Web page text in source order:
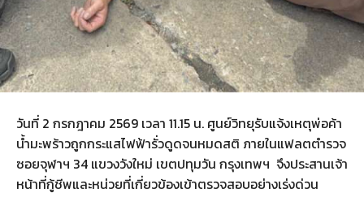
วันที่ 2 กรกฎาคม 2569 เวลา 11.15 น. ศูนย์วิทยุรับแจ้งเหตุพ่อค้า
น้ำมะพร้าวถูกกระแสไฟฟ้ารั่วดูดจนหมดสติ ภายในแฟลตตำรวจ
ซอยจุฬาฯ 34 แขวงวังใหม่ เขตปทุมวัน กรุงเทพฯ จึงประสานเจ้า
หน้าที่กู้ชีพและหน่วยที่เกี่ยวข้องเข้าตรวจสอบอย่างเร่งด่วน